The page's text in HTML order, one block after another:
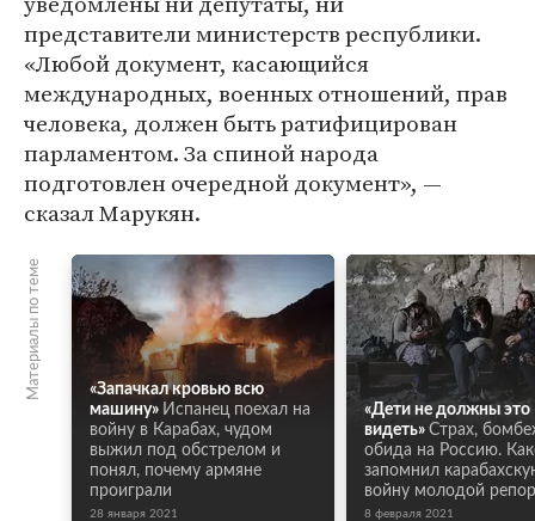
представители министерств республики.
«Любой документ, касающийся
международных, военных отношений, прав
человека, должен быть ратифицирован
парламентом. За спиной народа
подготовлен очередной документ», —
сказал Марукян.
Материалы по теме
«Запачкал кровью всю
машину» Испанец поехал на
войну в Карабах, чудом
выжил под обстрелом и
понял, почему армяне
проиграли
28 января 2021
«Дети не должны это
видеть» Страх,
обида на Россию.
запомнил
войну молодой
8 февраля 2021